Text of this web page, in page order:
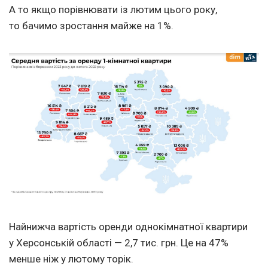
А то якщо порівнювати із лютим цього року,
то бачимо зростання майже на 1%.
Найнижча вартість оренди однокімнатної квартири
у Херсонській області — 2,7 тис. грн. Це на 47%
менше ніж у лютому торік.